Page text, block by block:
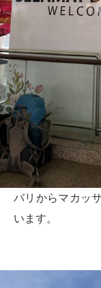
バリからマカッ
います。